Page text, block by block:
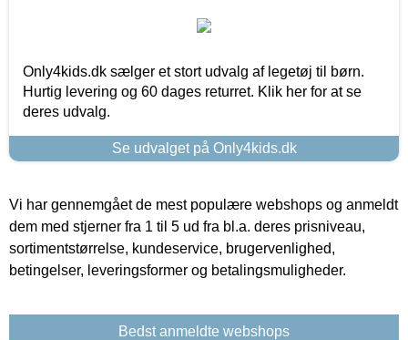
Only4kids.dk sælger et stort udvalg af legetøj til børn.
Hurtig levering og 60 dages returret. Klik her for at se
deres udvalg.
Se udvalget på Only4kids.dk
Vi har gennemgået de mest populære webshops og anmeldt
dem med stjerner fra 1 til 5 ud fra bl.a. deres prisniveau,
sortimentstørrelse, kundeservice, brugervenlighed,
betingelser, leveringsformer og betalingsmuligheder.
Bedst anmeldte webshops